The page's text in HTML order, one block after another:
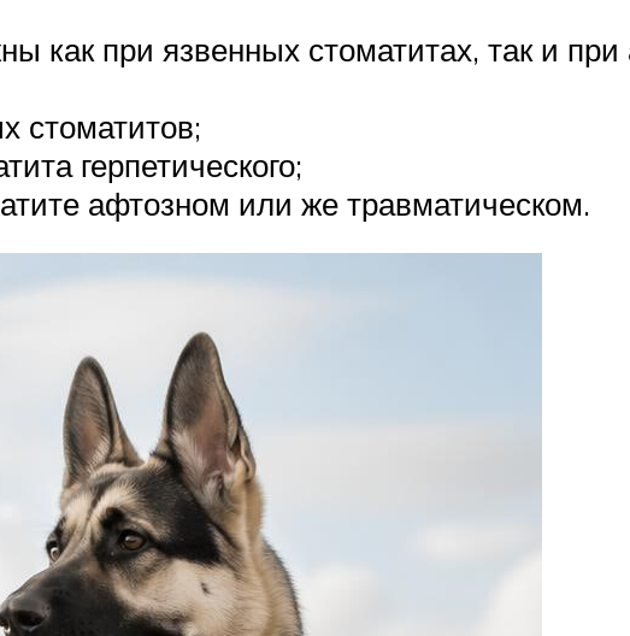
как при язвенных стоматитах, так и
стоматитов;
герпетического;
афтозном или же травматическом.